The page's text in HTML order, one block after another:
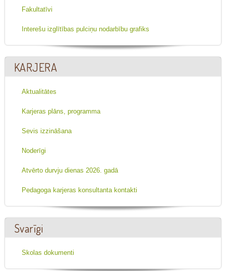
Fakultatīvi
Interešu izglītības pulciņu nodarbību grafiks
KARJERA
Aktualitātes
Karjeras plāns, programma
Sevis izzināšana
Noderīgi
Atvērto durvju dienas 2026. gadā
Pedagoga karjeras konsultanta kontakti
Svarīgi
Skolas dokumenti